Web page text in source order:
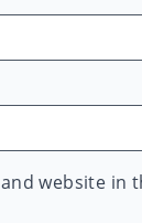
website